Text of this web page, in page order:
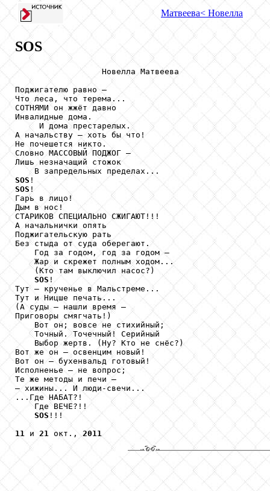
Матвеева< Новелла
SOS
                  Новелла Матвеева
Поджигателю равно –
Что леса, что терема...
СОТНЯМИ он жжёт давно
Инвалидные дома.
     И дома престарелых.
А начальству – хоть бы что!
Не почешется никто.
Словно МАССОВЫЙ ПОДЖОГ –
Лишь незначащий стожок
SOS
SOS !
Гарь в лицо!
Дым в нос!
СТАРИКОВ СПЕЦИАЛЬНО СЖИГАЮТ!!!
А начальнички опять
Поджигательскую рать
Без стыда от суда оберегают.
    Год за годом, год за годом –
    Жар и скрежет полным ходом...
    (Кто там выключил насос?)
SOS !
Тут – крученье в Мальстреме...
Тут и Ницше печать...
(А суды – нашли время –
Приговоры смягчать!)
    Вот он; вовсе не стихийный;
    Точный. Точечный! Серийный
    Выбор жертв. (Ну? Кто не снёс?)
Вот же он – освенцим новый!
Вот он – бухенвальд готовый!
Исполненье – не вопрос;
Те же методы и печи –
– хижины... И люди-свечи...
...Где НАБАТ?!
    Где ВЕЧЕ?!!
SOS !!!
11
и 21 окт., 2011